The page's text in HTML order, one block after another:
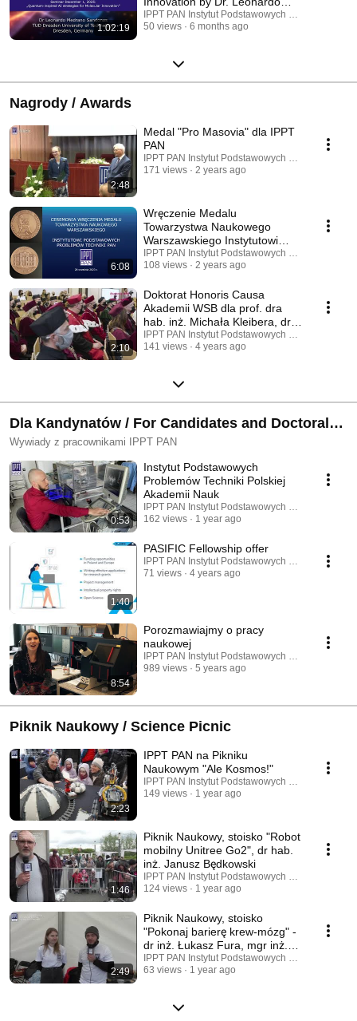
1:02:19
Medrano
IPPT PAN Instytut Podstawowych Problemów
50 views
6 months ago
Nagrody / Awards
2:48
Medal "Pro Masovia" dla IPPT
PAN
IPPT PAN Instytut Podstawowych Problemów
171 views
2 years ago
6:08
Wręczenie Medalu
Towarzystwa Naukowego
Warszawskiego Instytutowi
Podstawowych Problemów
Techniki PAN
IPPT PAN Instytut Podstawowych Problemów
108 views
2 years ago
2:10
Doktorat Honoris Causa
Akademii WSB dla prof. dra
hab. inż. Michała Kleibera, dra
h.c. multi
IPPT PAN Instytut Podstawowych Problemów
141 views
4 years ago
Dla Kandynatów / For Candidates and Doctoral
Students of the Doctoral School
Wywiady z pracownikami IPPT PAN
0:53
Instytut Podstawowych
Problemów Techniki Polskiej
Akademii Nauk
IPPT PAN Instytut Podstawowych Problemów
162 views
1 year ago
1:40
PASIFIC Fellowship offer
IPPT PAN Instytut Podstawowych Problemów
71 views
4 years ago
8:54
Porozmawiajmy o pracy
naukowej
IPPT PAN Instytut Podstawowych Problemów
989 views
5 years ago
Piknik Naukowy / Science Picnic
2:23
IPPT PAN na Pikniku
Naukowym "Ale Kosmos!"
IPPT PAN Instytut Podstawowych Problemów
149 views
1 year ago
1:46
Piknik Naukowy, stoisko "Robot
mobilny Unitree Go2", dr hab.
inż. Janusz Będkowski
IPPT PAN Instytut Podstawowych Problemów
124 views
1 year ago
2:49
Piknik Naukowy, stoisko
"Pokonaj barierę krew-mózg" -
dr inż. Łukasz Fura, mgr inż.
Katarzyna Sendek
IPPT PAN Instytut Podstawowych Problemów
63 views
1 year ago